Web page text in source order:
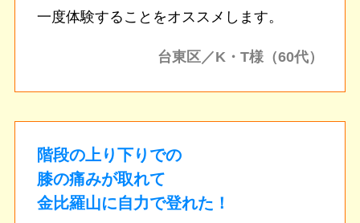
一度体験することをオススメします。
台東区／K・T様（60代）
階段の上り下りでの
膝の痛みが取れて
金比羅山に自力で登れた！